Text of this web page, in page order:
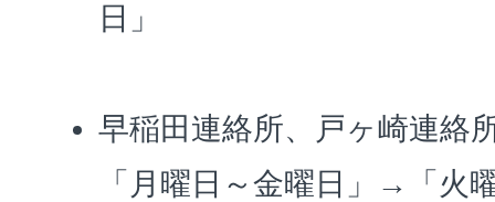
日」
早稲田連絡所、戸ヶ崎連絡
「月曜日～金曜日」→「火